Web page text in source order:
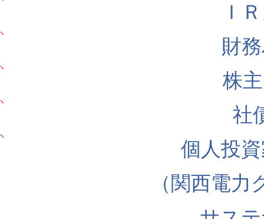
Ｉ
財
株
社
個人投
（関西電